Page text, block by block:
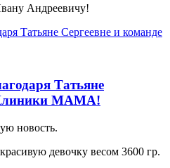
Андреевичу!
Татьяне
Клиники МАМА!
новость.
девочку весом 3600 гр.